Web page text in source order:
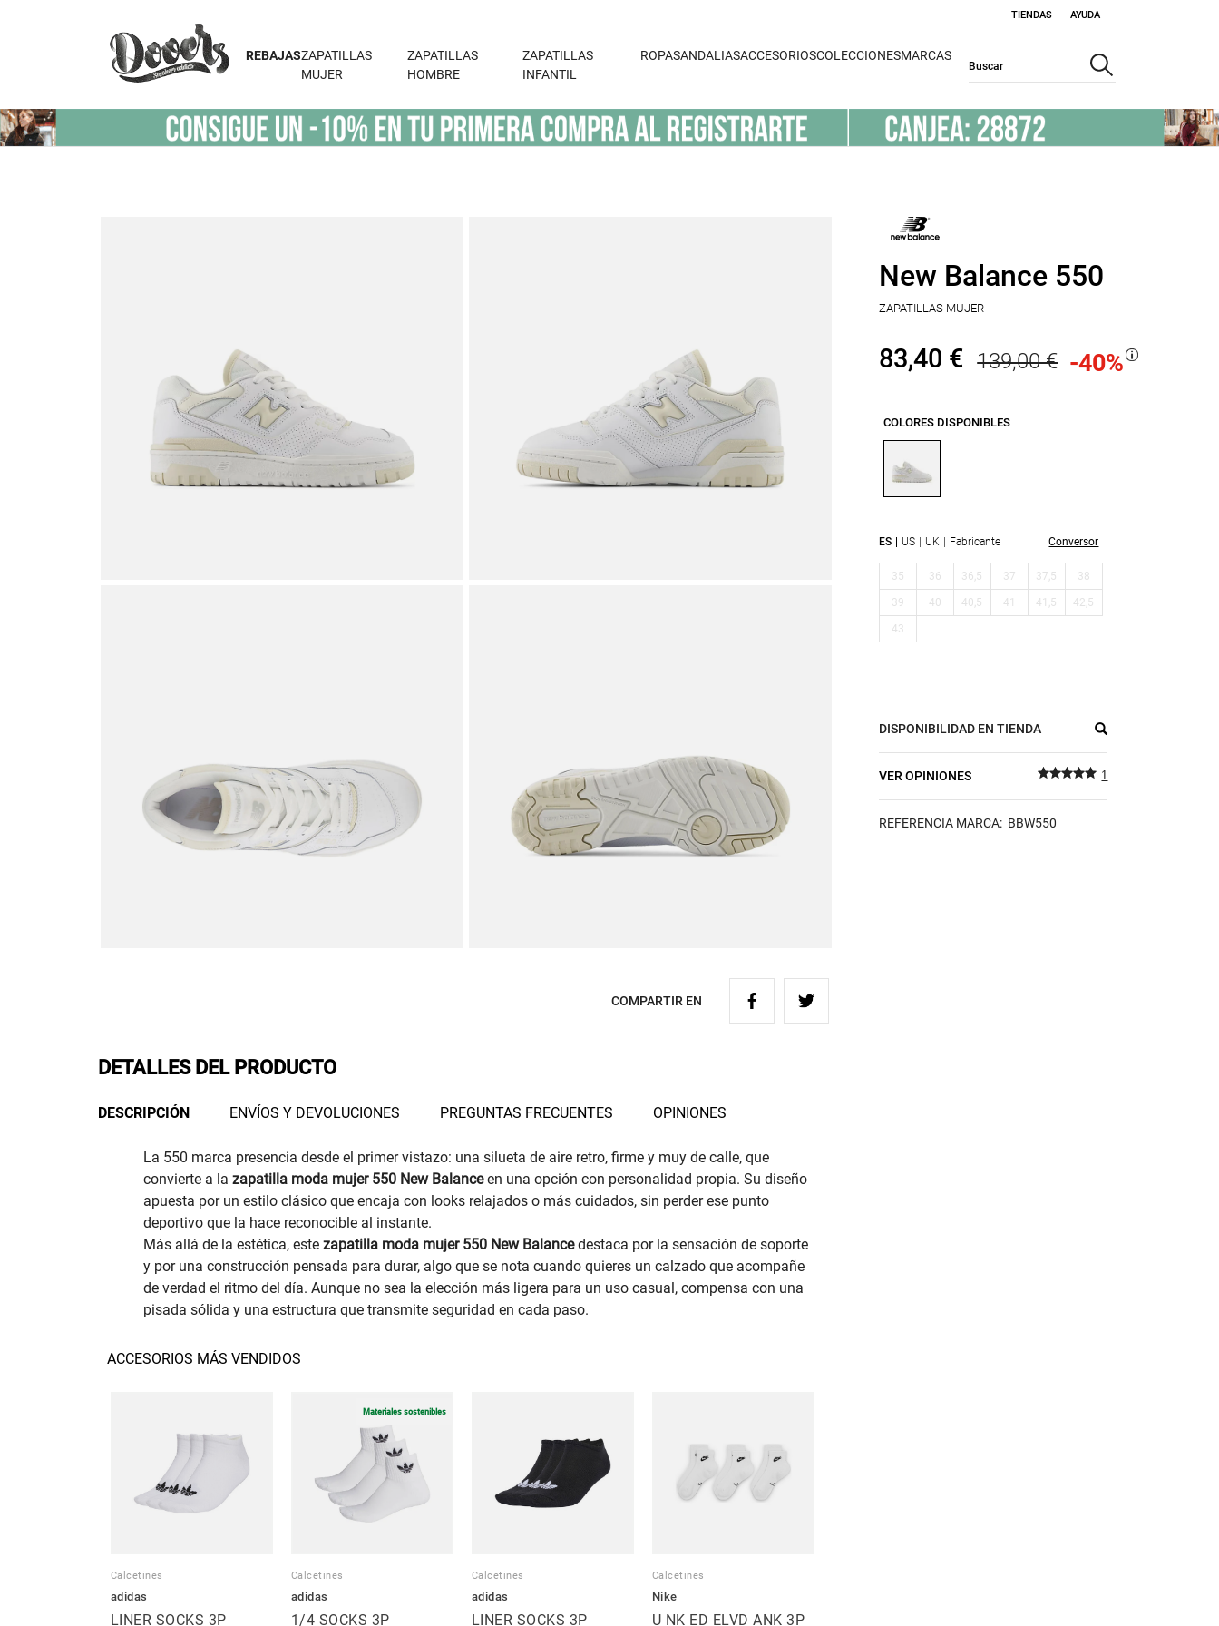
TIENDAS AYUDA
REBAJASZAPATILLAS
MUJER
ZAPATILLAS
HOMBRE
ZAPATILLAS
INFANTIL
ROPASANDALIASACCESORIOSCOLECCIONESMARCAS
New Balance 550
ZAPATILLAS MUJER
83,40 € 139,00 € -40%
COLORES DISPONIBLES
ES US UK Fabricante Conversor
35 36 36,5 37 37,5 38
39 40 40,5 41 41,5 42,5
43
DISPONIBILIDAD EN TIENDA
VER OPINIONES 1
REFERENCIA MARCA: BBW550
COMPARTIR EN
DETALLES DEL PRODUCTO
DESCRIPCIÓN ENVÍOS Y DEVOLUCIONES PREGUNTAS FRECUENTES OPINIONES
La 550 marca presencia desde el primer vistazo: una silueta de aire retro, firme y muy de calle, que
convierte a la zapatilla moda mujer 550 New Balanceen una opción con personalidad propia. Su diseño
apuesta por un estilo clásico que encaja con looks relajados o más cuidados, sin perder ese punto
deportivo que la hace reconocible al instante.
Más allá de la estética, este zapatilla moda mujer 550 New Balancedestaca por la sensación de soporte
y por una construcción pensada para durar, algo que se nota cuando quieres un calzado que acompañe
de verdad el ritmo del día. Aunque no sea la elección más ligera para un uso casual, compensa con una
pisada sólida y una estructura que transmite seguridad en cada paso.
ACCESORIOS MÁS VENDIDOS
Calcetines
adidas
LINER SOCKS 3P
Materiales sostenibles
Calcetines
adidas
1/4 SOCKS 3P
Calcetines
adidas
LINER SOCKS 3P
Calcetines
Nike
U NK ED ELVD ANK 3P